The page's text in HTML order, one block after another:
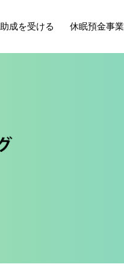
助成を受ける 休眠預金事業